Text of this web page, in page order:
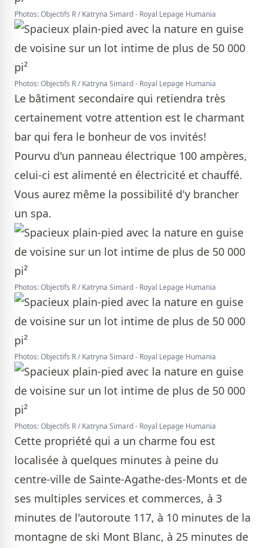
Photos: Objectifs R / Katryna Simard - Royal Lepage Humania
Photos: Objectifs R / Katryna Simard - Royal Lepage Humania
Le bâtiment secondaire qui retiendra très
certainement votre attention est le charmant
bar qui fera le bonheur de vos invités!
Pourvu d'un panneau électrique 100 ampères,
celui-ci est alimenté en électricité et chauffé.
Vous aurez même la possibilité d'y brancher
un spa.
Photos: Objectifs R / Katryna Simard - Royal Lepage Humania
Photos: Objectifs R / Katryna Simard - Royal Lepage Humania
Photos: Objectifs R / Katryna Simard - Royal Lepage Humania
Cette propriété qui a un charme fou est
localisée à quelques minutes à peine du
centre-ville de Sainte-Agathe-des-Monts et de
ses multiples services et commerces, à 3
minutes de l'autoroute 117, à 10 minutes de la
montagne de ski Mont Blanc, à 25 minutes de